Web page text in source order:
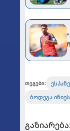
თეგები:
ბო­დე­გა
გაზიარება: